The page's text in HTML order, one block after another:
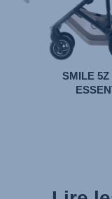
SMILE 5Z